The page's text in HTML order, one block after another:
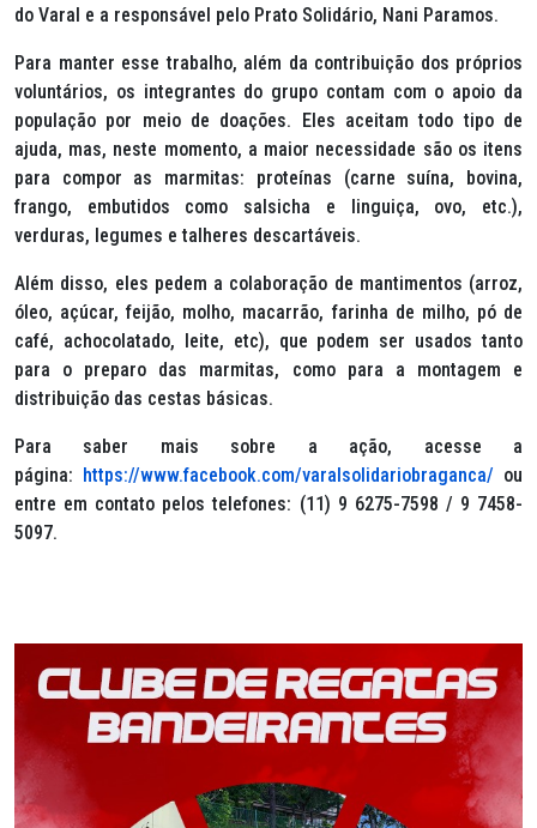
do Varal e a responsável pelo Prato Solidário, Nani Paramos.
Para manter esse trabalho, além da contribuição dos próprios
voluntários, os integrantes do grupo contam com o apoio da
população por meio de doações. Eles aceitam todo tipo de
ajuda, mas, neste momento, a maior necessidade são os itens
para compor as marmitas: proteínas (carne suína, bovina,
frango, embutidos como salsicha e linguiça, ovo, etc.),
verduras, legumes e talheres descartáveis.
Além disso, eles pedem a colaboração de mantimentos (arroz,
óleo, açúcar, feijão, molho, macarrão, farinha de milho, pó de
café, achocolatado, leite, etc), que podem ser usados tanto
para o preparo das marmitas, como para a montagem e
distribuição das cestas básicas.
Para saber mais sobre a ação, acesse a
página: https://www.facebook.com/varalsolidariobraganca/ ou
entre em contato pelos telefones: (11) 9 6275-7598 / 9 7458-
5097.